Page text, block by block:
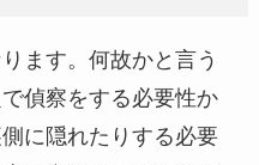
ます。何故かと言う
偵察をする必要性か
に隠れたりする必要